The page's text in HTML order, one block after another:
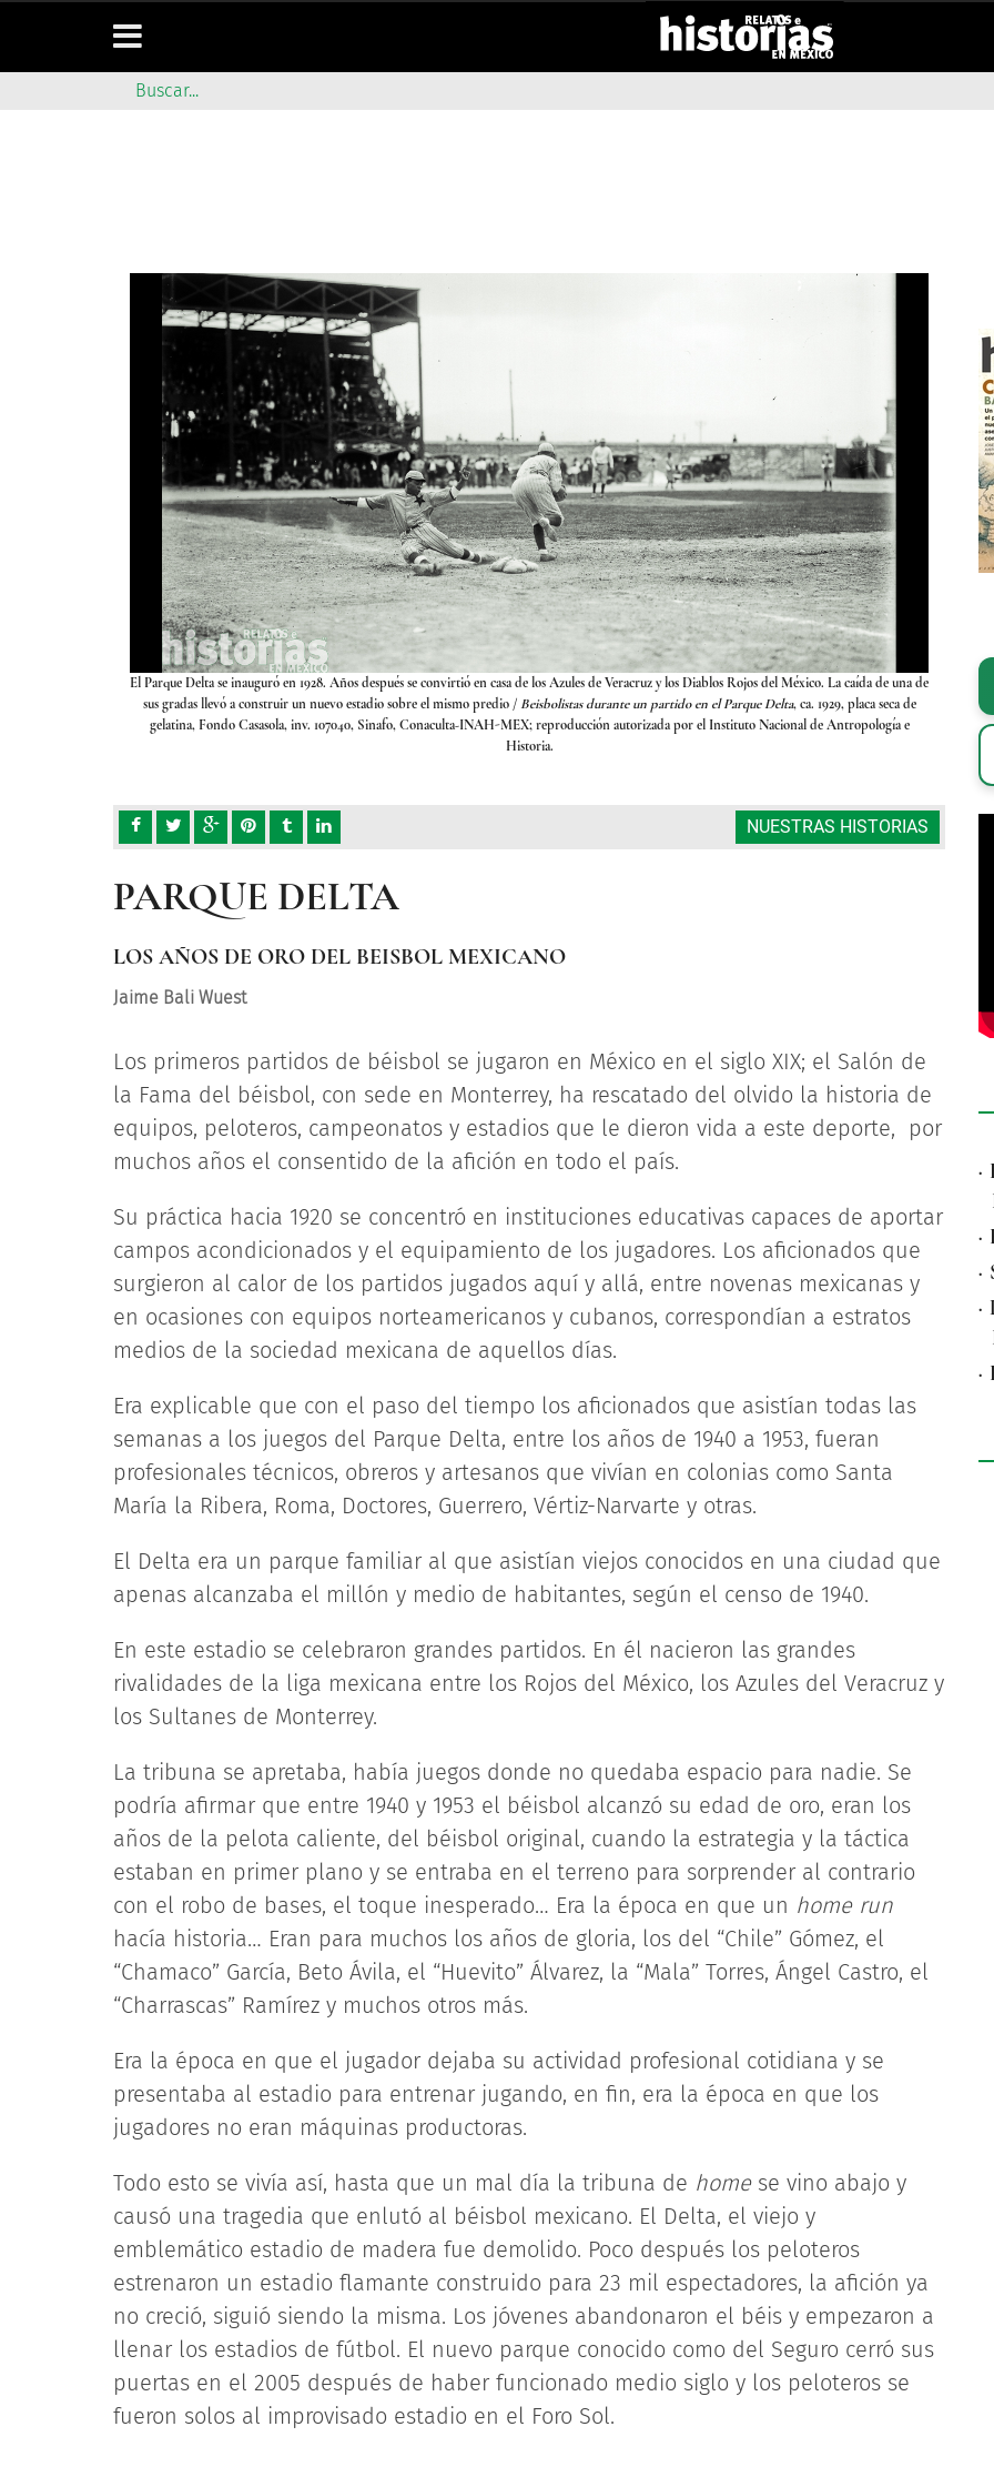
El Parque Delta se inauguró en 1928. Años después se convirtió en casa de los Azules de Veracruz y los Diablos Rojos del México. La caída de una de
sus gradas llevó a construir un nuevo estadio sobre el mismo predio/ Beisbolistas durante un partido en el Parque Delta, ca. 1929, placa seca de
gelatina, Fondo Casasola, inv. 107040, Sinafo, Conaculta-INAH-MEX; reproducción autorizada por el Instituto Nacional de Antropología e
Historia.
El Parque
sus
NUESTRAS HISTORIAS
PARQUE DELTA
LOS AÑOS DE ORO DEL BEISBOL MEXICANO
Jaime Bali Wuest
Los primeros partidos de béisbol se jugaron en México en el siglo XIX; el Salón de
la Fama del béisbol, con sede en Monterrey, ha rescatado del olvido la historia de
equipos, peloteros, campeonatos y estadios que le dieron vida a este deporte, por
muchos años el consentido de la afición en todo el país.
Su práctica hacia 1920 se concentró en instituciones educativas capaces de aportar
campos acondicionados y el equipamiento de los jugadores. Los aficionados que
surgieron al calor de los partidos jugados aquí y allá, entre novenas mexicanas y
en ocasiones con equipos norteamericanos y cubanos, correspondían a estratos
medios de la sociedad mexicana de aquellos días.
Era explicable que con el paso del tiempo los aficionados que asistían todas las
semanas a los juegos del Parque Delta, entre los años de 1940 a 1953, fueran
profesionales técnicos, obreros y artesanos que vivían en colonias como Santa
María la Ribera, Roma, Doctores, Guerrero, Vértiz-Narvarte y otras.
El Delta era un parque familiar al que asistían viejos conocidos en una ciudad que
apenas alcanzaba el millón y medio de habitantes, según el censo de 1940.
En este estadio se celebraron grandes partidos. En él nacieron las grandes
rivalidades de la liga mexicana entre los Rojos del México, los Azules del Veracruz y
los Sultanes de Monterrey.
La tribuna se apretaba, había juegos donde no quedaba espacio para nadie. Se
podría afirmar que entre 1940 y 1953 el béisbol alcanzó su edad de oro, eran los
años de la pelota caliente, del béisbol original, cuando la estrategia y la táctica
estaban en primer plano y se entraba en el terreno para sorprender al contrario
con el robo de bases, el toque inesperado… Era la época en que un home run
hacía historia… Eran para muchos los años de gloria, los del “Chile” Gómez, el
“Chamaco” García, Beto Ávila, el “Huevito” Álvarez, la “Mala” Torres, Ángel Castro, el
“Charrascas” Ramírez y muchos otros más.
Era la época en que el jugador dejaba su actividad profesional cotidiana y se
presentaba al estadio para entrenar jugando, en fin, era la época en que los
jugadores no eran máquinas productoras.
Todo esto se vivía así, hasta que un mal día la tribuna de homese vino abajo y
causó una tragedia que enlutó al béisbol mexicano. El Delta, el viejo y
emblemático estadio de madera fue demolido. Poco después los peloteros
estrenaron un estadio flamante construido para 23 mil espectadores, la afición ya
no creció, siguió siendo la misma. Los jóvenes abandonaron el béis y empezaron a
llenar los estadios de fútbol. El nuevo parque conocido como del Seguro cerró sus
puertas en el 2005 después de haber funcionado medio siglo y los peloteros se
fueron solos al improvisado estadio en el Foro Sol.
·
·
·